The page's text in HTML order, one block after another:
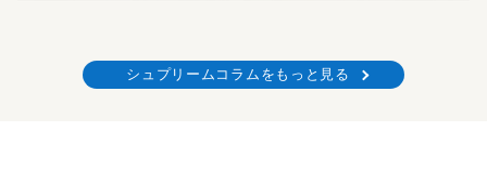
シュプリームコラムをもっと見る